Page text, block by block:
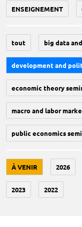
ENSEIGNEMENT
tout big data
development and
economic theory
macro and labor
public economics
À VENIR 2026
2023 2022